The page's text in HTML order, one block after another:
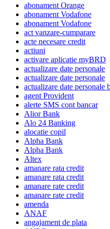
abonament Orange
abonament Vodafone
abonament Vodafone
act vanzare-cumparare
acte necesare credit
actiuni
activare aplicatie myBRD
actualizare date personale
actualizare date personale
actualizare date personale
agent Provident
alerte SMS cont bancar
Alior Bank
Alo 24 Banking
alocatie copil
Alpha Bank
Alpha Bank
Altex
amanare rata credit
amanare rata credit
amanare rate credit
amanare rate credit
amenda
ANAF
angajament de plata